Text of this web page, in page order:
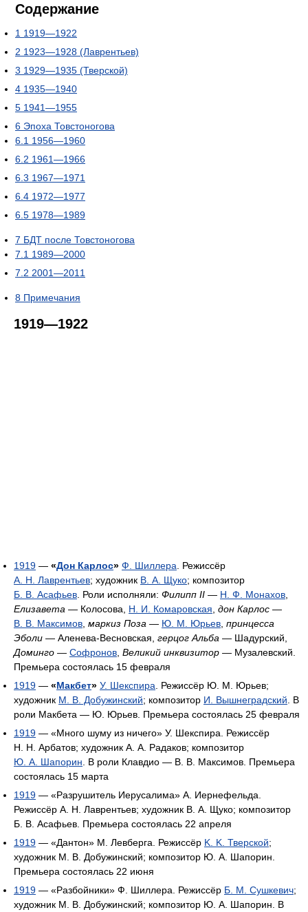
Содержание
1 1919—1922
2 1923—1928 (Лаврентьев)
3 1929—1935 (Тверской)
4 1935—1940
5 1941—1955
6 Эпоха Товстоногова
6.1 1956—1960
6.2 1961—1966
6.3 1967—1971
6.4 1972—1977
6.5 1978—1989
7 БДТ после Товстоногова
7.1 1989—2000
7.2 2001—2011
8 Примечания
1919—1922
1919 — «Дон Карлос» Ф. Шиллера . Режиссёр
А. Н. Лаврентьев; художник В. А. Щуко; композитор
Б. В. Асафьев . Роли исполняли: Филипп II — Н. Ф. Монахов
Елизавета — Колосова, Н. И. Комаровская дон Карлос —
В. В. Максимов маркиз Поза — Ю. М. Юрьев принцесса
Эболи — Аленева-Весновская, герцог Альба — Шадурский,
Доминго — Софронов Великий инквизитор — Музалевский.
Премьера состоялась 15 февраля
1919 — «Макбет» У. Шекспира . Режиссёр Ю. М. Юрьев;
художник М. В. Добужинский; композитор И. Вышнеградский . В
роли Макбета — Ю. Юрьев. Премьера состоялась 25 февраля
1919 — «Много шуму из ничего» У. Шекспира. Режиссёр
Н. Н. Арбатов; художник А. А. Радаков; композитор
Ю. А. Шапорин . В роли Клавдио — В. В. Максимов. Премьера
состоялась 15 марта
1919 — «Разрушитель Иерусалима» A. Иернефельда.
Режиссёр А. Н. Лаврентьев; художник В. А. Щуко; композитор
Б. В. Асафьев. Премьера состоялась 22 апреля
1919 — «Дантон» М. Левберга. Режиссёр K. K. Тверской;
художник М. В. Добужинский; композитор Ю. А. Шапорин.
Премьера состоялась 22 июня
1919 — «Разбойники» Ф. Шиллера. Режиссёр Б. М. Сушкевич;
художник М. В. Добужинский; композитор Ю. А. Шапорин. В